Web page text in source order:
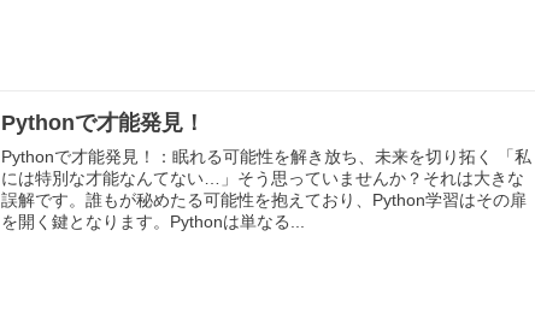
Pythonで才能発見！
Pythonで才能発見！：眠れる可能性を解き放ち、未来を切り拓く 「私
には特別な才能なんてない…」そう思っていませんか？それは大きな
誤解です。誰もが秘めたる可能性を抱えており、Python学習はその扉
を開く鍵となります。Pythonは単なる...